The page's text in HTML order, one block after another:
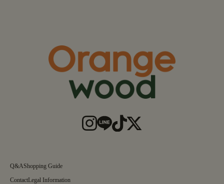
Q&AShopping Guide
ContactLegal Information